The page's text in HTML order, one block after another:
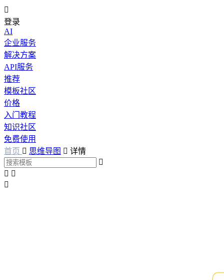

登录
AI
企业服务
解决方案
API服务
推荐
模板社区
价格
入门教程
知识社区
免费使用
首页  思维导图  详情

 
